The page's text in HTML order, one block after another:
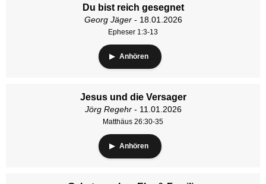
Du bist reich gesegnet
Georg Jäger- 18.01.2026
Epheser 1:3-13
Anhören
Jesus und die Versager
Jörg Regehr- 11.01.2026
Matthäus 26:30-35
Anhören